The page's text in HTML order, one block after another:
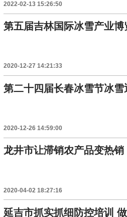
2022-02-13 15:26:50
第五届吉林国际冰雪产业
2020-12-27 14:21:33
第二十四届长春冰雪节冰
2020-12-26 14:59:00
龙井市让滞销农产品变热销
2020-04-02 18:27:16
延吉市抓实抓细防控培训